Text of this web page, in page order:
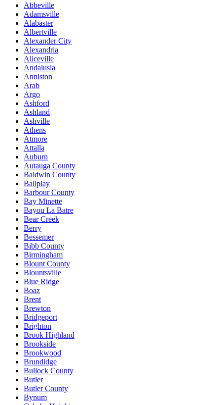
Abbeville
Adamsville
Alabaster
Albertville
Alexander City
Alexandria
Aliceville
Andalusia
Anniston
Arab
Argo
Ashford
Ashland
Ashville
Athens
Atmore
Attalla
Auburn
Autauga County
Baldwin County
Ballplay
Barbour County
Bay Minette
Bayou La Batre
Bear Creek
Berry
Bessemer
Bibb County
Birmingham
Blount County
Blountsville
Blue Ridge
Boaz
Brent
Brewton
Bridgeport
Brighton
Brook Highland
Brookside
Brookwood
Brundidge
Bullock County
Butler
Butler County
Bynum